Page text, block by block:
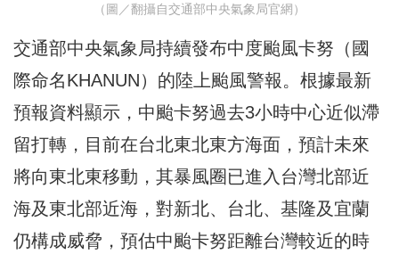
（圖／翻攝自交通部中央氣象局官網）
交通部中央氣象局持續發布中度颱風卡努（國
際命名KHANUN）的陸上颱風警報。根據最新
預報資料顯示，中颱卡努過去3小時中心近似滯
留打轉，目前在台北東北東方海面，預計未來
將向東北東移動，其暴風圈已進入台灣北部近
海及東北部近海，對新北、台北、基隆及宜蘭
仍構成威脅，預估中颱卡努距離台灣較近的時